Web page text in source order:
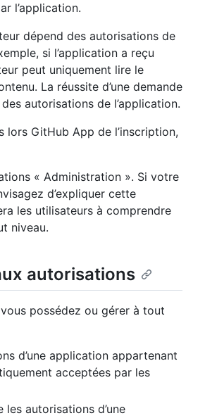
l’application.
dépend des autorisations de
si l’application a reçu
peut uniquement lire le
La réussite d’une demande
autorisations de l’application.
lors GitHub App de l’inscription,
« Administration ». Si votre
d’expliquer cette
les utilisateurs à comprendre
niveau.
autorisations
possédez ou gérer à tout
d’une application appartenant
acceptées par les
les autorisations d’une